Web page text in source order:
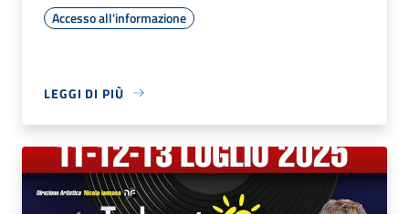
Accesso all'informazione
LEGGI DI PIÙ